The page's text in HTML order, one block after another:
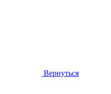
Вернуться